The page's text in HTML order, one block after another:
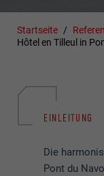
Startseite
Hôtel en Tilleul in
EINLEITUNG
Die
Pont du